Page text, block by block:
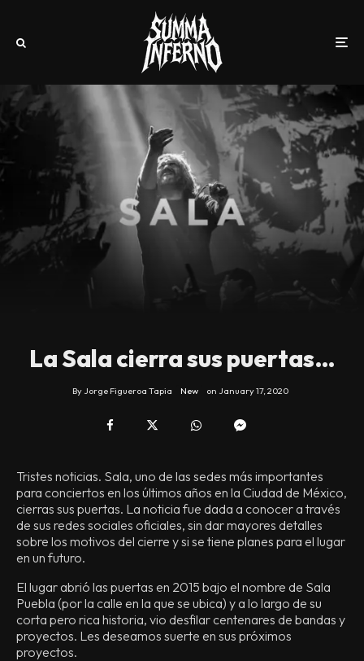
La Sala cierra sus puertas…
By Jorge Figueroa Tapia New on January 17, 2020
Tristes noticias. Sala, uno de las sedes más importantes
para conciertos en los últimos años en la Ciudad de México,
cierras sus puertas. La noticia fue dada a conocer a través
de sus redes sociales oficiales, sin dar mayores detalles
sobre los motivos del cierre y si se tiene planes para el lugar
en un futuro.
El lugar abrió las puertas en 2015 bajo el nombre de Sala
Puebla (por la calle en la que se ubica) y a lo largo de su
corta pero rica historia, vio desfilar centenares de bandas y
proyectos. Les deseamos suerte en sus próximos
proyectos.